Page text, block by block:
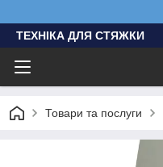
ТЕХНІКА ДЛЯ СТЯЖКИ
Товари та послуги